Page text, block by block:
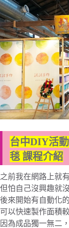
台中DIY活
毯 課程介紹
之前我在網路上就
但怕自己沒興趣就
後來開始有自動化
可以快速製作面積
因為成品獨一無二，